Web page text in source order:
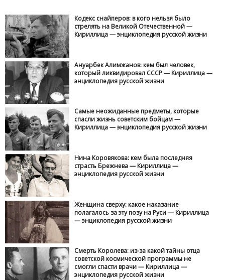
Кодекс снайперов: в кого нельзя было
стрелять на Великой Отечественной —
Кириллица — энциклопедия русской жизни
Ануарбек Алимжанов: кем был человек,
который ликвидировал СССР — Кириллица —
энциклопедия русской жизни
Самые неожиданные предметы, которые
спасли жизнь советским бойцам —
Кириллица — энциклопедия русской жизни
Нина Коровякова: кем была последняя
страсть Брежнева — Кириллица —
энциклопедия русской жизни
Женщина сверху: какое наказание
полагалось за эту позу на Руси — Кириллица
— энциклопедия русской жизни
Смерть Королева: из-за какой тайны отца
советской космической программы не
смогли спасти врачи — Кириллица —
энциклопедия русской жизни